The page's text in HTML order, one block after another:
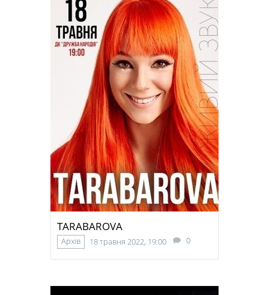
TARABAROVA
Архів 18 травня 2022, 19:00 0